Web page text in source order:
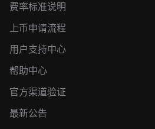
费率标准说明
上币申请流程
用户支持中心
帮助中心
官方渠道验证
最新公告